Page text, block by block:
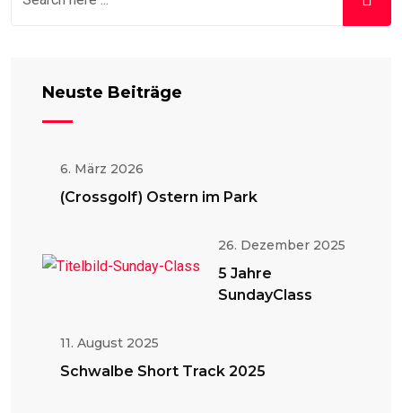
Neuste Beiträge
6. März 2026
(Crossgolf) Ostern im Park
26. Dezember 2025
5 Jahre
SundayClass
11. August 2025
Schwalbe Short Track 2025